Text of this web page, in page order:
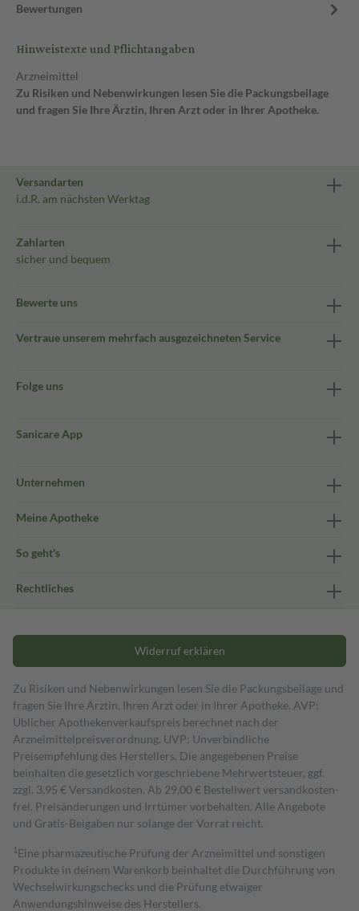
Bewertungen
Hinweistexte und Pflichtangaben
Arzneimittel
Zu Risiken und Nebenwirkungen lesen Sie die Packungsbeilage
und fragen Sie Ihre Ärztin, Ihren Arzt oder in Ihrer Apotheke.
Versandarten
i.d.R. am nächsten Werktag
Zahlarten
sicher und bequem
Bewerte uns
Vertraue unserem mehrfach ausgezeichneten Service
Folge uns
Sanicare App
Unternehmen
Meine Apotheke
So geht's
Rechtliches
Widerruf erklären
Zu Risiken und Nebenwirkungen lesen Sie die Packungsbeilage und
fragen Sie Ihre Ärztin, Ihren Arzt oder in Ihrer Apotheke. AVP:
Üblicher Apothekenverkaufspreis berechnet nach der
Arzneimittelpreisverordnung. UVP: Unverbindliche
Preisempfehlung des Herstellers. Die angegebenen Preise
beinhalten die gesetzlich vorgeschriebene Mehrwertsteuer, ggf.
zzgl. 3,95 € Versandkosten. Ab 29,00 € Bestell­wert versand­kosten­
frei. Preisänderungen und Irrtümer vorbehalten. Alle Angebote
und Gratis-Beigaben nur solange der Vorrat reicht.
1 Eine pharmazeutische Prüfung der Arzneimittel und sonstigen
Produkte in deinem Warenkorb beinhaltet die Durchführung von
Wechselwirkungschecks und die Prüfung etwaiger
Anwendungshinweise des Herstellers.